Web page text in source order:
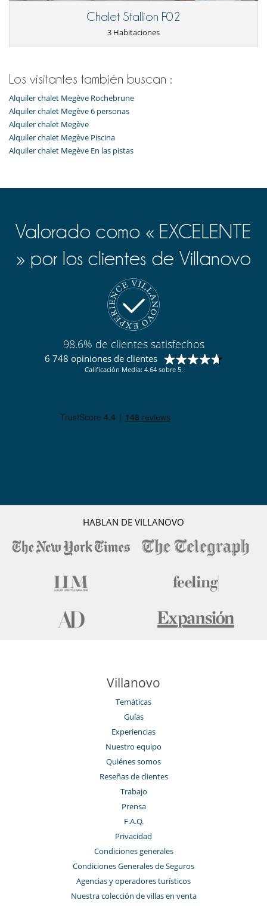
Chalet Stallion F02
3 Habitaciones
Los visitantes también buscan :
Alquiler chalet Megève Rochebrune
Alquiler chalet Megève 6 personas
Alquiler chalet Megève
Alquiler chalet Megève Piscina
Alquiler chalet Megève En las pistas
Valorado como « EXCELENTE
» por los clientes de Villanovo
98.6% de clientes satisfechos
6 748 opiniones de clientes
Calificación Media: 4.64 sobre 5.
HABLAN DE VILLANOVO
Villanovo
Temáticas
Guías
Experiencias
Nuestro equipo
Quiénes somos
Reseñas de clientes
Trabajo
Prensa
F.A.Q.
Privacidad
Condiciones generales
Condiciones Generales de Seguros
Agencias y operadores turísticos
Nuestra colección de villas en venta